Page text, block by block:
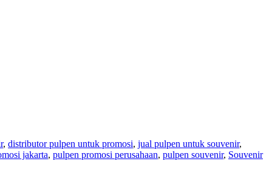
, distributor pulpen untuk promosi, jual pulpen untuk souvenir,
jakarta, pulpen promosi perusahaan, pulpen souvenir, Souvenir